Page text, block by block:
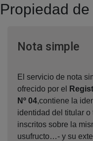
Propiedad
Nota simple
El servicio de nota
ofrecido por el
Nº 04,contiene la
identidad del titular
inscritos sobre la
usufructo…- y su